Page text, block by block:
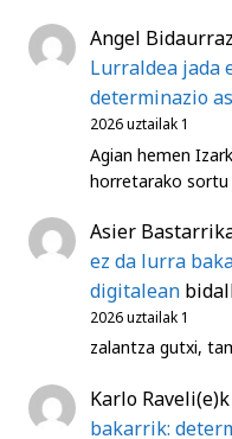
Angel
Lurraldea jada
determinazio
2026 uztailak 1
Agian hemen
horretarako sortu
Asier
ez da lurra
digitalean
2026 uztailak 1
zalantza gutxi,
Karlo Raveli(e)k
bakarrik: